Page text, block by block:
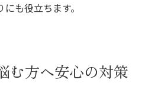
も役立ちます。
む方へ安心の対策